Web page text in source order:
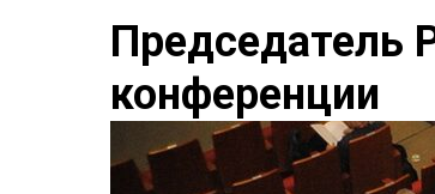
Председатель
конференции